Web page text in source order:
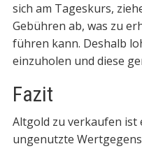
sich am Tageskurs,
Gebühren ab, was zu
führen kann. Deshalb
einzuholen und diese
Fazit
Altgold zu verkaufen
ungenutzte